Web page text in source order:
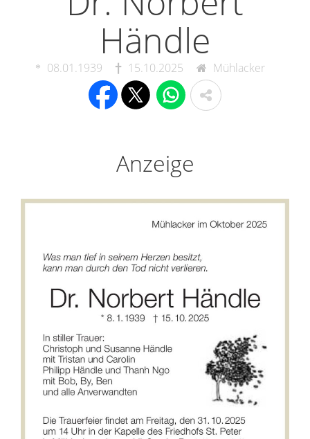
Händle
08.01.1939 15.10.2025 Mühlacker
Anzeige